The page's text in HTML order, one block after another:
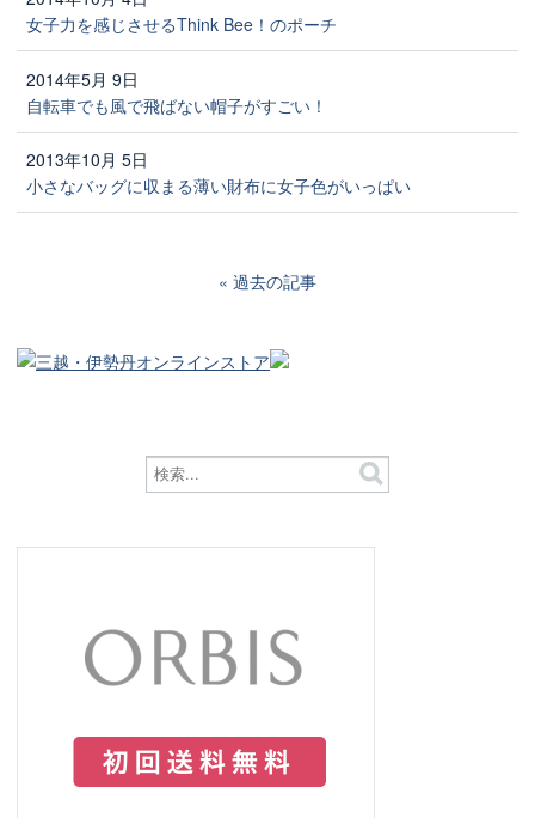
女子力を感じさせるThink Bee！のポーチ
2014年5月 9日
自転車でも風で飛ばない帽子がすごい！
2013年10月 5日
小さなバッグに収まる薄い財布に女子色がいっぱい
過去の記事